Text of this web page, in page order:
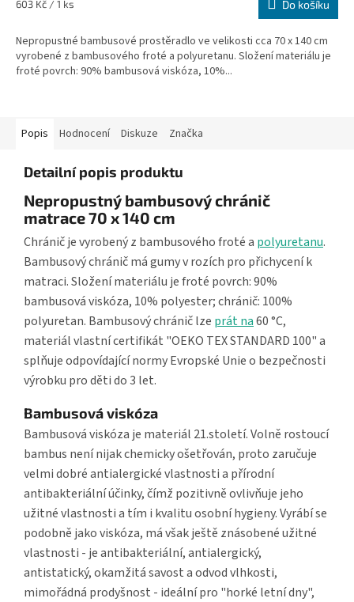
Měrná
603 Kč / 1 ks Do košíku
Nepropustné bambusové prostěradlo ve velikosti cca 70 x 140 cm
vyrobené z bambusového froté a polyuretanu. Složení materiálu je
froté povrch: 90% bambusová viskóza, 10%...
Popis Hodnocení Diskuze Značka
Detailní popis produktu
Nepropustný bambusový chránič
matrace 70 x 140 cm
Chránič je vyrobený z bambusového froté a polyuretanu.
Bambusový chránič má gumy v rozích pro přichycení k
matraci. Složení materiálu je froté povrch: 90%
bambusová viskóza, 10% polyester; chránič: 100%
polyuretan. Bambusový chránič lze prát na60 °C,
materiál vlastní certifikát "OEKO TEX STANDARD 100" a
splňuje odpovídající normy Evropské Unie o bezpečnosti
výrobku pro děti do 3 let.
Bambusová viskóza
Bambusová viskóza je materiál 21.století. Volně rostoucí
bambus není nijak chemicky ošetřován, proto zaručuje
velmi dobré antialergické vlastnosti a přírodní
antibakteriální účinky, čímž pozitivně ovlivňuje jeho
užitné vlastnosti a tím i kvalitu osobní hygieny. Vyrábí se
podobně jako viskóza, má však ještě znásobené užitné
vlastnosti - je antibakteriální, antialergický,
antistatický, okamžitá savost a odvod vlhkosti,
mimořádná prodyšnost - ideální pro "horké letní dny",